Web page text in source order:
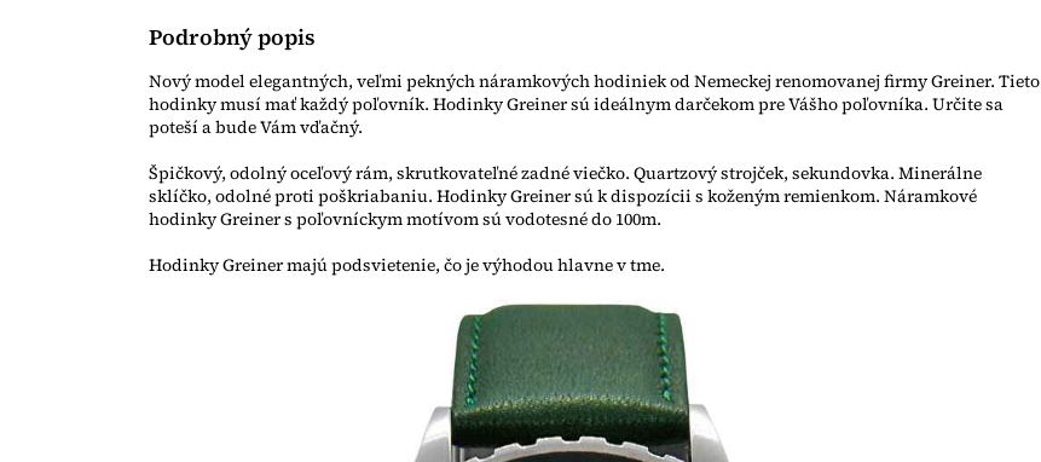
Podrobný popis
Nový model elegantných, veľmi pekných náramkových hodiniek od Nemeckej renomovanej firmy Greiner. Tieto
hodinky musí mať každý poľovník. Hodinky Greiner sú ideálnym darčekom pre Vášho poľovníka. Určite sa
poteší a bude Vám vďačný.
Špičkový, odolný oceľový rám, skrutkovateľné zadné viečko. Quartzový strojček, sekundovka. Minerálne
sklíčko, odolné proti poškriabaniu. Hodinky Greiner sú k dispozícii s koženým remienkom. Náramkové
hodinky Greiner s poľovníckym motívom sú vodotesné do 100m.
Hodinky Greiner majú podsvietenie, čo je výhodou hlavne v tme.